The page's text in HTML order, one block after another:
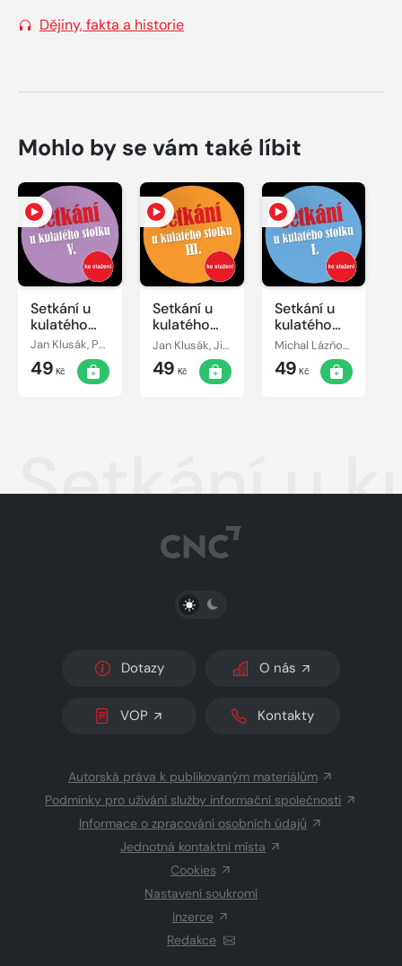
Dějiny, fakta a historie
Mohlo by se vám také líbit
Setkání u
kulatého
stolku V
Jan Klusák, Přemysl Rut, Jiří Just, Michal Lázňovský, Ester Krumbachová, Ivan Vyskočil
49 Kč
Setkání u
kulatého
stolku III
Jan Klusák, Jiří Just, Michal Lázňovský, Ester Krumbachová, Ivan Vyskočil
49 Kč
Setkání u
kulatého
stolku I
Michal Lázňovský, Ester Krumbachová, Jan Klusák, Přemysl Rut, Jiří Just, Ivan Vyskočil
49 Kč
Setkání u
PŘEPNOUT SVĚTLÝ/TMAVÝ REŽIM
Dotazy O nás
VOP Kontakty
Autorská práva k publikovaným materiálům
Podmínky pro užívání služby informační společnosti
Informace o zpracování osobních údajů
Jednotná kontaktní místa
Cookies
Nastavení soukromí
Inzerce
Redakce